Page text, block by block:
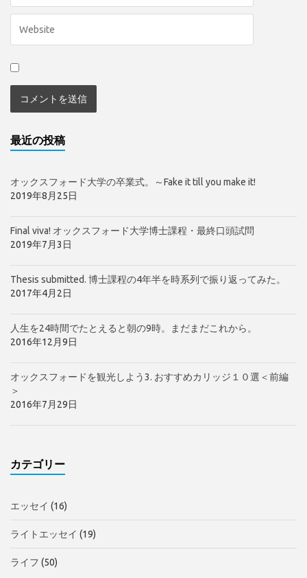
最近の投稿
オックスフォード大学の卒業式。～Fake it till you make it!
2019年8月25日
Final viva! オックスフォード大学博士課程・最終口頭試問
2019年7月3日
Thesis submitted. 博士課程の4年半を時系列で振り返ってみた。
2017年4月2日
人生を24時間でたとえると朝の9時。まだまだこれから。
2016年12月9日
オックスフォードを観光しよう3. おすすめカリッジ１０選＜前編
＞
2016年7月29日
カテゴリー
エッセイ (16)
ライトエッセイ (19)
ライフ (50)